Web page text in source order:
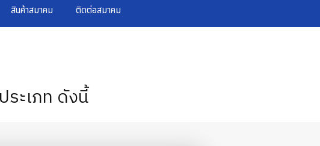
สินค้าสมาคม ติดต่อสมาคม
ะเภท ดังนี้